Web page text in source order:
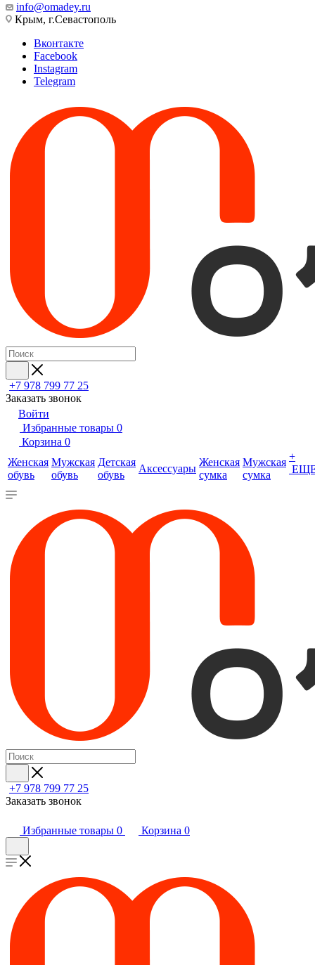
info@omadey.ru
Крым, г.Севастополь
Вконтакте
Facebook
Instagram
Telegram
+7 978 799 77 25
Заказать звонок
Войти
Избранные товары 0
Корзина 0
Женская
обувь
Мужская
обувь
Детская
обувь
Аксессуары
Женская
сумка
Мужская
сумка
+
+7 978 799 77 25
Заказать звонок
Избранные товары 0 Корзина 0